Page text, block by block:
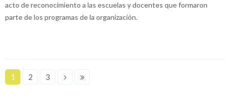
acto de reconocimiento a las escuelas y docentes que formaron
parte de los programas de la organización.
1 2 3